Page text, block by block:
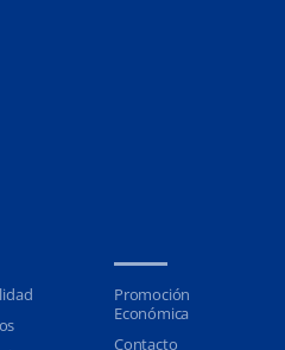
Promoción
Económica
Contacto